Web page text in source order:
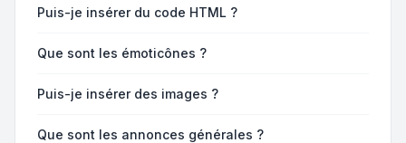
Puis-je insérer du code HTML ?
Que sont les émoticônes ?
Puis-je insérer des images ?
Que sont les annonces générales ?